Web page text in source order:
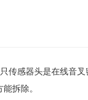
感器头是在线音叉
拆除。